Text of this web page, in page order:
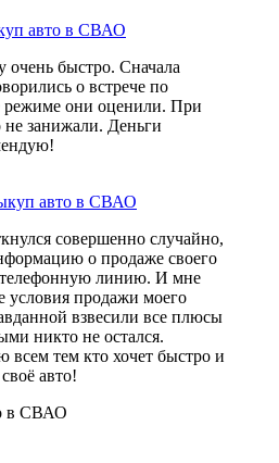
авто в СВАО
быстро. Сначала
о встрече по
режиме они оценили. При
не занижали. Деньги
авто в СВАО
совершенно случайно,
о продаже своего
линию. И мне
условия продажи моего
взвесили все плюсы
никто не остался.
всем тем кто хочет быстро и
авто!
в СВАО